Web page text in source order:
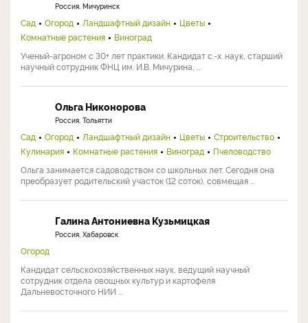
Россия, Мичуринск
Сад Огород Ландшафтный дизайн
Цветы
Комнатные растения
Виноград
Ученый-агроном с 30+ лет практики. Кандидат с.-х. наук, старший
научный сотрудник ФНЦ им. И.В. Мичурина, ...
Ольга Никонорова
Россия, Тольятти
Сад Огород Ландшафтный дизайн Цветы
Строительство
Кулинария
Комнатные растения Виноград
Пчеловодство
Ольга занимается садоводством со школьных лет. Сегодня она
преобразует родительский участок (12 соток), совмещая ...
Галина Антониевна Кузьмицкая
Россия, Хабаровск
Огород
Кандидат сельскохозяйственных наук, ведущий научный
сотрудник отдела овощных культур и картофеля
Дальневосточного НИИ ...